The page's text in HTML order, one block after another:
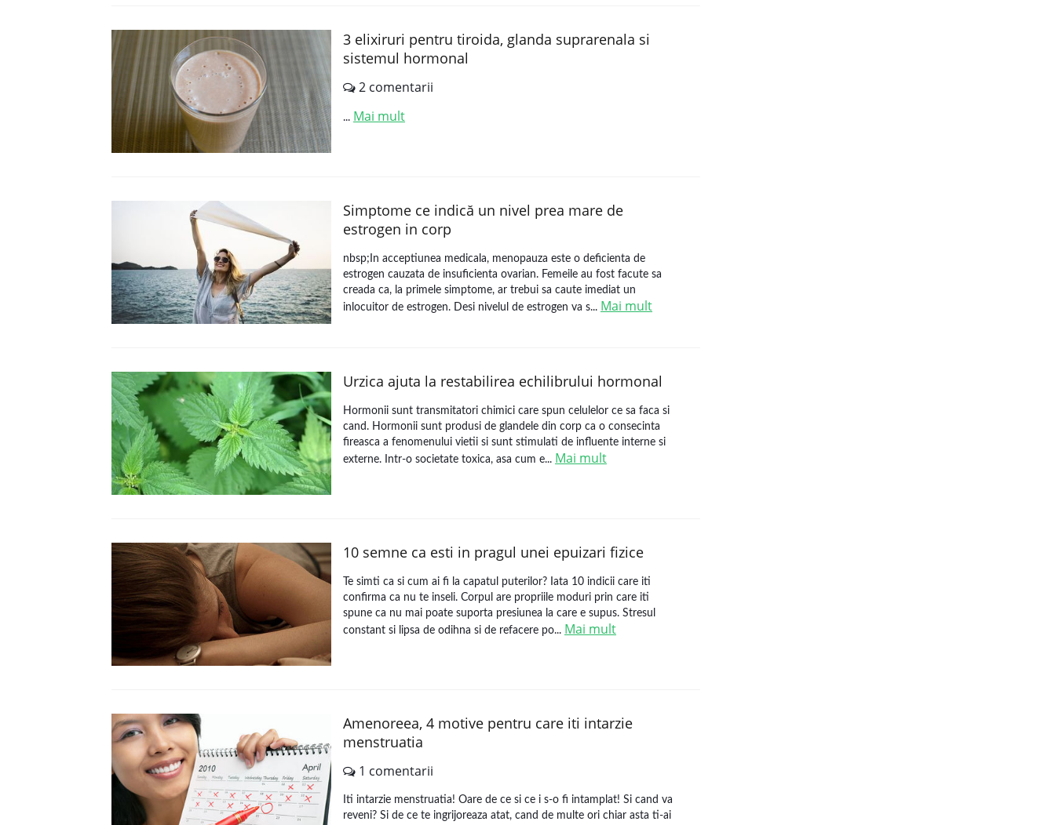
3 elixiruri pentru tiroida, glanda suprarenala si
sistemul hormonal
2 comentarii
... Mai mult
Simptome ce indică un nivel prea mare de
estrogen in corp
nbsp;In acceptiunea medicala, menopauza este o deficienta de
estrogen cauzata de insuficienta ovarian. Femeile au fost facute sa
creada ca, la primele simptome, ar trebui sa caute imediat un
inlocuitor de estrogen. Desi nivelul de estrogen va s... Mai mult
Urzica ajuta la restabilirea echilibrului hormonal
Hormonii sunt transmitatori chimici care spun celulelor ce sa faca si
cand. Hormonii sunt produsi de glandele din corp ca o consecinta
fireasca a fenomenului vietii si sunt stimulati de influente interne si
externe. Intr-o societate toxica, asa cum e... Mai mult
10 semne ca esti in pragul unei epuizari fizice
Te simti ca si cum ai fi la capatul puterilor? Iata 10 indicii care iti
confirma ca nu te inseli. Corpul are propriile moduri prin care iti
spune ca nu mai poate suporta presiunea la care e supus. Stresul
constant si lipsa de odihna si de refacere po... Mai mult
Amenoreea, 4 motive pentru care iti intarzie
menstruatia
1 comentarii
Iti intarzie menstruatia! Oare de ce si ce i s-o fi intamplat! Si cand va
reveni? Si de ce te ingrijoreaza atat, cand de multe ori chiar asta ti-ai